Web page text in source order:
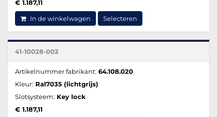
€ 1.187,11
In de winkelwagen Selecteren
41-10028-002
Artikelnummer fabrikant: 64.108.020
Kleur: Ral7035 (lichtgrijs)
Slotsysteem: Key lock
€ 1.187,11